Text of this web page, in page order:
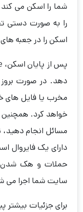
شما را اسکن می
را به صورت دستی
اسکن را در جعبه
دهد. در صورت بروز
مخرب یا فایل های
خواهد کرد. همچنین
دارای یک فایروال
حملات و هک شدن
سایت شما اجرا می
برای جزئیات بیشتر